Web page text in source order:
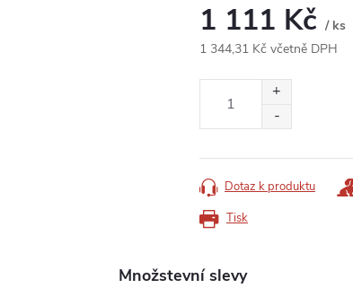
1 111 Kč / ks
1 344,31 Kč včetně DPH
Tisk
Dotaz k produktu
Množstevní slevy